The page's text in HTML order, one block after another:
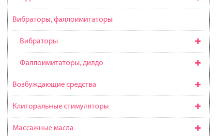
Вибраторы, фаллоимитаторы
Вибраторы
Фаллоимитаторы, дилдо
Возбуждающие средства
Клиторальные стимуляторы
Массажные масла